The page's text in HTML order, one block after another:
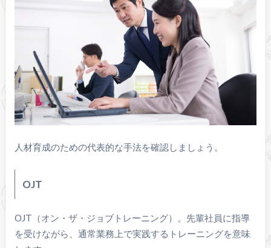
人材育成のための代表的な手法を確認しましょう。
OJT
OJT（オン・ザ・ジョブトレーニング）。先輩社員に指導
を受けながら、通常業務上で実践するトレーニングを意味